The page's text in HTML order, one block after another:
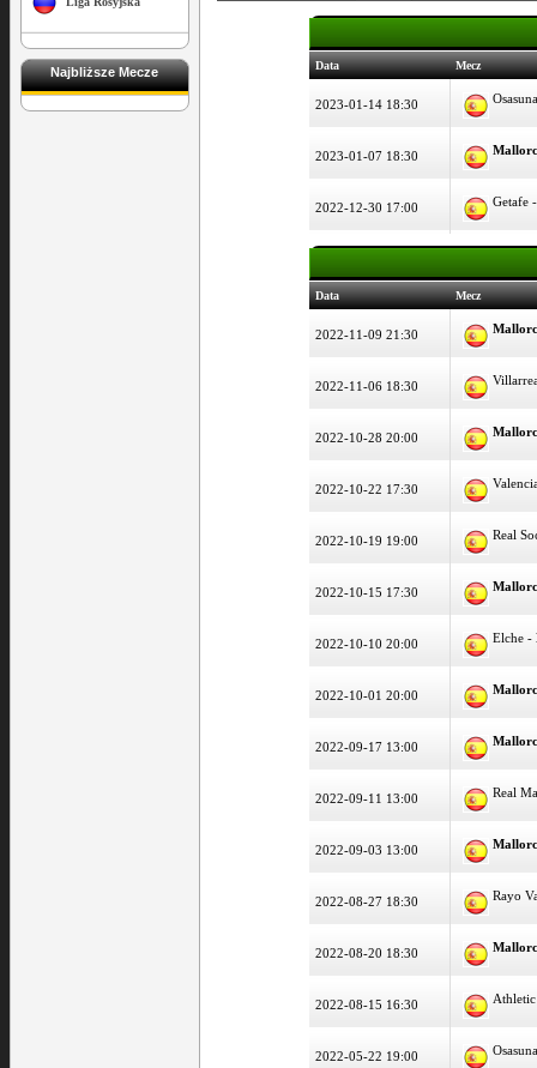
Najbliższe Mecze Data Mecz
2023-01-14 18:30
2023-01-07 18:30
2022-12-30 17:00 Getafe
Data Mecz
2022-11-09 21:30
2022-11-06 18:30
2022-10-28 20:00
2022-10-22 17:30
2022-10-19 19:00 Real
2022-10-15 17:30
2022-10-10 20:00 Elche -
2022-10-01 20:00
2022-09-17 13:00
2022-09-11 13:00 Real
2022-09-03 13:00
2022-08-27 18:30 Rayo
2022-08-20 18:30
2022-08-15 16:30
2022-05-22 19:00